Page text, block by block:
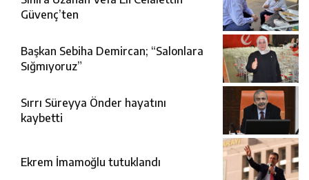
Güvenç’ten
Başkan Sebiha Demircan; “Salonlara
Sığmıyoruz”
Sırrı Süreyya Önder hayatını
kaybetti
Ekrem İmamoğlu tutuklandı